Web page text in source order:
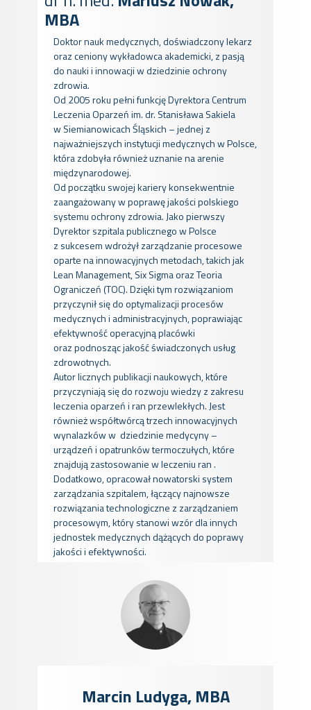
MBA
Doktor naukmedycznych, doświadczony lekarz
oraz ceniony wykładowca akademicki, z pasją
do nauki i innowacji w dziedzinie ochrony
zdrowia.
Od 2005 roku pełni funkcję Dyrektora Centrum
Leczenia Oparzeń im. dr. Stanisława Sakiela
w Siemianowicach Śląskich – jednej z
najważniejszych instytucji medycznych w Polsce,
która zdobyła również uznanie na arenie
międzynarodowej.
Od początku swojej kariery konsekwentnie
zaangażowany w poprawę jakości polskiego
systemu ochrony zdrowia. Jako pierwszy
Dyrektor szpitala publicznego w Polsce
z sukcesem wdrożył zarządzanie procesowe
oparte na innowacyjnych metodach, takich jak
Lean Management, Six Sigma oraz Teoria
Ograniczeń (TOC). Dzięki tym rozwiązaniom
przyczynił się do optymalizacji procesów
medycznych i administracyjnych, poprawiając
efektywność operacyjną placówki
oraz podnosząc jakość świadczonych usług
zdrowotnych.
Autor licznych publikacji naukowych, które
przyczyniają się do rozwoju wiedzy z zakresu
leczenia oparzeń i ran przewlekłych. Jest
również współtwórcą trzech innowacyjnych
wynalazków w dziedzinie medycyny –
urządzeń i opatrunków termoczułych, które
znajdują zastosowanie w leczeniu ran.
Dodatkowo, opracował nowatorski system
zarządzania szpitalem, łączący najnowsze
rozwiązania technologiczne z zarządzaniem
procesowym, który stanowi wzór dla innych
jednostek medycznych dążących do poprawy
jakości i efektywności.
Marcin Ludyga, MBA